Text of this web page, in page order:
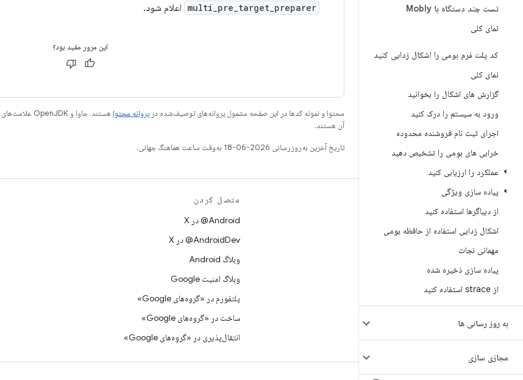
تست چند دستگاه با Mobly
نمای کلی
کد پلت فرم بومی را اشکال زدایی کنید
نمای کلی
گزارش های اشکال را بخوانید
ورود به سیستم را درک کنید
اجرای ثبت نام فروشنده محدوده
خرابی های بومی را تشخیص دهید
عملکرد را ارزیابی کنید
پیاده سازی ویژگی
از دیباگرها استفاده کنید
اشکال زدایی استفاده از حافظه بومی
مهمانی نجات
پیاده سازی ذخیره شده
از strace استفاده کنید
به روز رسانی ها
مجازی سازی
multi_pre_target_preparer اعلام شود.
این مرور مفید بود؟
محتوا و نمونه کدها در این صفحه مشمول پروانه‌های توصیف‌شده در پروانه محتوا
آن هستند.
تاریخ آخرین به‌روزرسانی 2026-06-18 به‌وقت ساعت هماهنگ جهانی.
ساخت
پیش‌نمایش کدهای دودویی
کدهای دودویی درایور
متصل کردن
‫‎@Android در X
‫‎@AndroidDev در X
وبلاگ Android
وبلاگ امنیت Google
پلتفورم در «گروه‌های Google»
ساخت در «گروه‌های Google»
انتقال‌پذیری در «گروه‌های Google»